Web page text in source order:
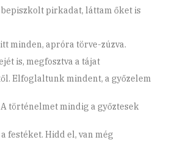
pirkadat, láttam őket is
minden, apróra törve-zúzva.
is, megfosztva a tájat
Elfoglaltunk mindent, a győzelem
történelmet mindig a győztesek
festéket. Hidd el, van még